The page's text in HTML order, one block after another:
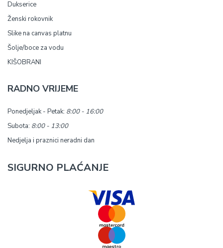
Dukserice
Ženski rokovnik
Slike na canvas platnu
Šolje/boce za vodu
KIŠOBRANI
RADNO VRIJEME
Ponedjeljak - Petak: 8:00 - 16:00
Subota: 8:00 - 13:00
Nedjelja i praznici neradni dan
SIGURNO PLAĆANJE